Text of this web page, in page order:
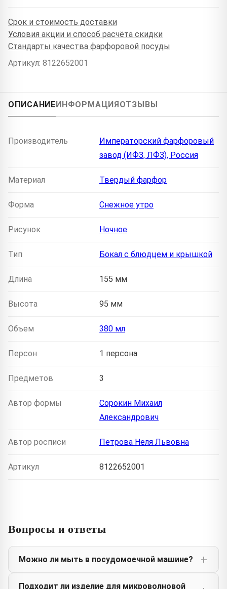
Срок и стоимость доставки
Условия акции и способ расчёта скидки
Стандарты качества фарфоровой посуды
Артикул: 8122652001
ОПИСАНИЕ ИНФОРМАЦИЯ ОТЗЫВЫ
Производитель
Императорский фарфоровый
завод (ИФЗ, ЛФЗ), Россия
Материал Твердый фарфор
Форма Снежное утро
Рисунок Ночное
Тип Бокал с блюдцем и крышкой
Длина 155 мм
Высота 95 мм
Объем 380 мл
Персон 1 персона
Предметов 3
Автор формы
Сорокин Михаил
Александрович
Автор росписи Петрова Неля Львовна
Артикул 8122652001
Вопросы и ответы
Можно ли мыть в посудомоечной машине?
Подходит ли изделие для микроволновой